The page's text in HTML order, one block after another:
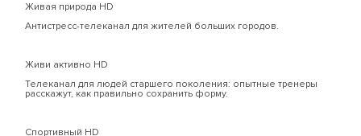
Живая природа HD
Антистресс-телеканал для жителей больших городов.
Живи активно HD
Телеканал для людей старшего поколения: опытные тренеры
расскажут, как правильно сохранить форму.
Спортивный HD